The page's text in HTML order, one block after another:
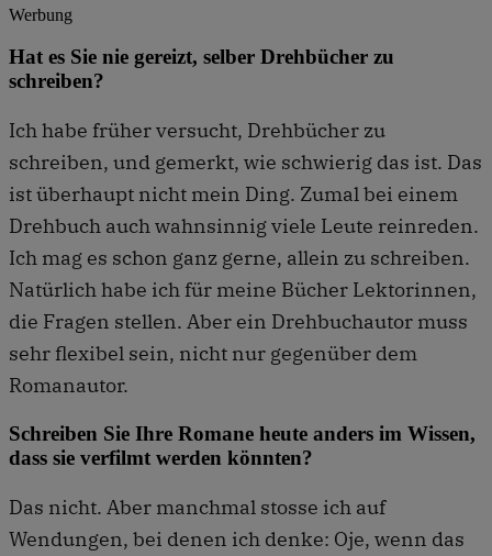
Werbung
Hat es Sie nie gereizt, selber Drehbücher zu
schreiben?
Ich habe früher versucht, Drehbücher zu
schreiben, und gemerkt, wie schwierig das ist. Das
ist überhaupt nicht mein Ding. Zumal bei einem
Drehbuch auch wahnsinnig viele Leute reinreden.
Ich mag es schon ganz gerne, allein zu schreiben.
Natürlich habe ich für meine Bücher Lektorinnen,
die Fragen stellen. Aber ein Drehbuchautor muss
sehr flexibel sein, nicht nur gegenüber dem
Romanautor.
Schreiben Sie Ihre Romane heute anders im Wissen,
dass sie verfilmt werden könnten?
Das nicht. Aber manchmal stosse ich auf
Wendungen, bei denen ich denke: Oje, wenn das